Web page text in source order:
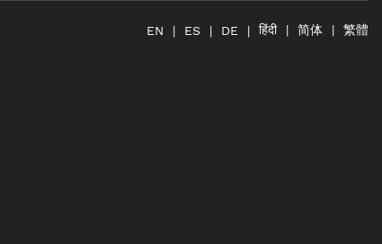
EN ES DE हिंदी 简体 繁體